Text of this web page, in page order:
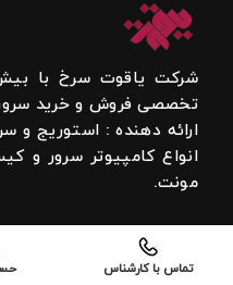
تخصصی فروش و خرید سرور
انواع کامپیوتر سرور و
مونت.
ارتباط با ما
تماس با کارشناس